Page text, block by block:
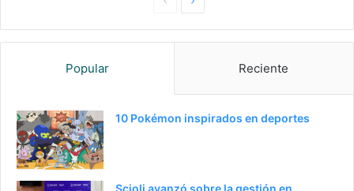
g
g
Popular Reciente
10 Pokémon inspirados en deportes
Scioli avanzó sobre la gestión en